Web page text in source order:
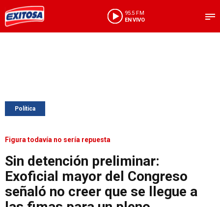
95.5 FM
EN VIVO
Política
Figura todavía no sería repuesta
Sin detención preliminar:
Exoficial mayor del Congreso
señaló no creer que se llegue a